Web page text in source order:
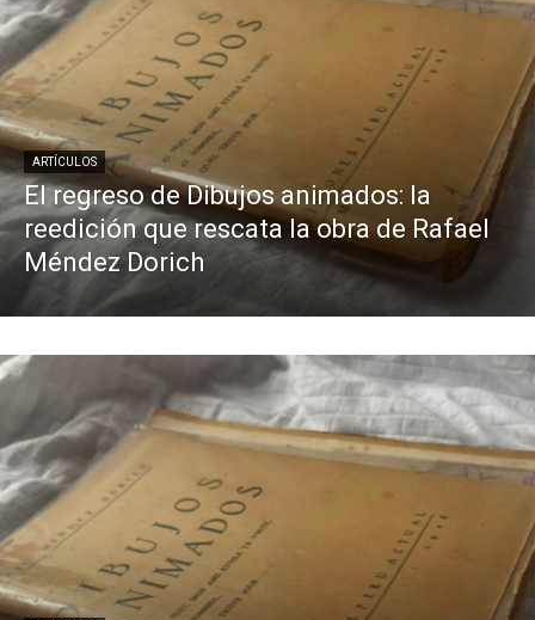
ARTÍCULOS
El regreso de Dibujos animados: la
reedición que rescata la obra de Rafael
Méndez Dorich